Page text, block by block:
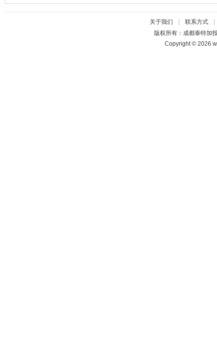
关于我们 联系方式
版权所有：成都泰特加
Copyright © 2026